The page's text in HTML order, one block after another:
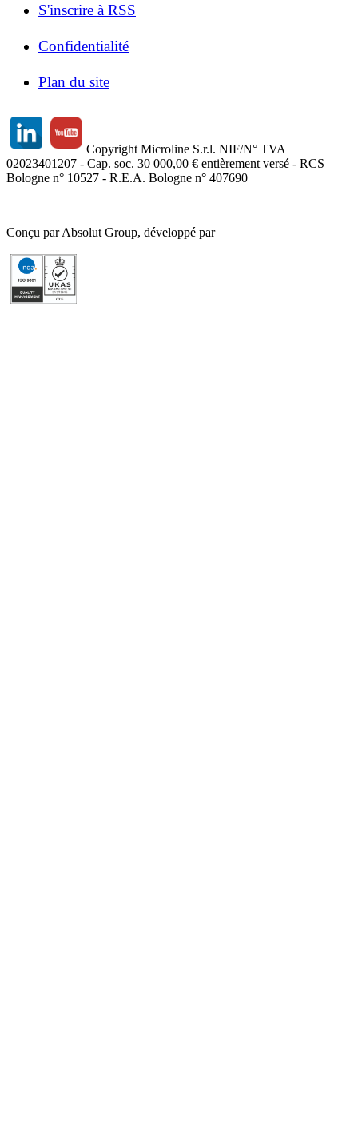
S'inscrire à RSS
Confidentialité
Plan du site
Copyright Microline S.r.l. NIF/N° TVA
02023401207 - Cap. soc. 30 000,00 € entièrement versé - RCS
Bologne n° 10527 - R.E.A. Bologne n° 407690
Conçu par Absolut Group, développé par